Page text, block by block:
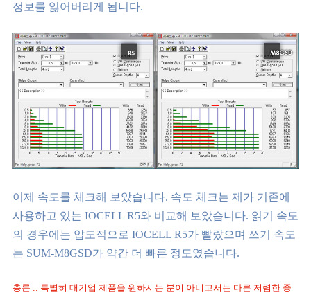
정보를 잃어버리게 됩니다.
이제 속도를 체크해 보았습니다. 속도 체크는 제가 기존에
사용하고 있는 IOCELL R5와 비교해 보았습니다. 읽기 속도
의 경우에는 압도적으로 IOCELL R5가 빨랐으며 쓰기 속도
는 SUM-M8GSD가 약간 더 빠른 정도였습니다.
총론 :: 특별히 대기업 제품을 원하시는 분이 아니고서는 다른 저렴한 중